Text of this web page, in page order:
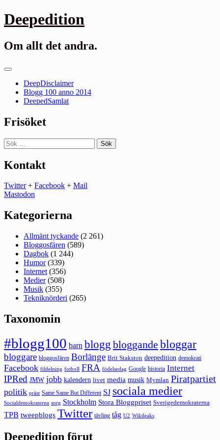
Gå
till
Deepedition
Om allt det andra.
Primär
DeepDisclaimer
Blogg 100 anno 2014
DeepedSamlat
Frisöket
Sök
efter:
Kontakt
Twitter+ Facebook + Mail
Mastodon
Kategorierna
Allmänt tyckande (2 261)
Bloggosfären (589)
Dagbok (1 244)
Humor(339)
Internet (356)
Medier(508)
Musik (355)
Tekniknörderi (265)
Taxonomin
#blogg100 barn blogg bloggande bloggar
bloggare bloggosfären Borlänge Brit Stakston deepedition demokrati
Facebook fildelning fotboll FRA födelsedag Google historia Internet
IPRed JMW jobb kalendern livet media musik Mymlan Piratpartiet
politik präst Same Same But Different SJ sociala medier
Socialdemokraterna sorg Stockholm Stora Bloggpriset Sverigedemokraterna
TPB tweepblogs Twitter tävling tåg U2 Wikileaks
Deepedition förut